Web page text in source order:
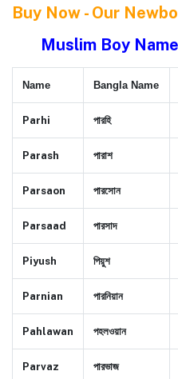
Buy Now - Our
Muslim Boy
Name Bangla Name
Parhi পারহি
Parash পারাশ
Parsaon পারসোন
Parsaad পারসাদ
Piyush পিয়ুশ
Parnian পারনিয়ান
Pahlawan পহলওয়ান
Parvaz পারভাজ